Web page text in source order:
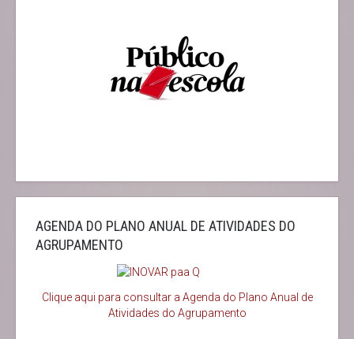
AGENDA DO PLANO ANUAL DE ATIVIDADES DO
AGRUPAMENTO
Clique aqui para consultar a Agenda do Plano Anual de
Atividades do Agrupamento